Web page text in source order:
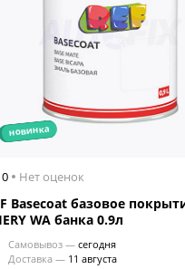
новинка
0 Нет оценок
Basecoat базовое
WA банка 0.9л
Самовывоз — сегодня
Доставка — 11 августа